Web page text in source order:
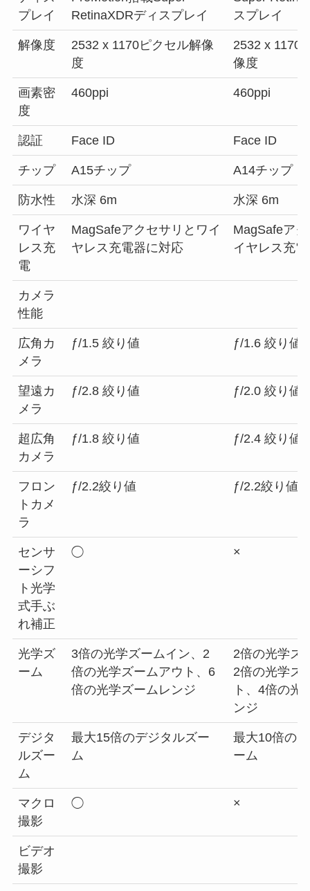
プレイ
RetinaXDRディスプレイ
スプレイ
解像度
2532 x 1170ピクセル解像
度
2532 x 1170
像度
画素密
度
460ppi 460ppi
認証 Face ID Face ID
チップ A15チップ A14チップ
防水性 水深 6m 水深 6m
ワイヤ
レス充
電
MagSafeアクセサリとワイ
ヤレス充電器に対応
MagSafeア
イヤレス充
カメラ
性能
広角カ
メラ
ƒ/1.5 絞り値 ƒ/1.6 絞り値
望遠カ
メラ
ƒ/2.8 絞り値 ƒ/2.0 絞り値
超広角
カメラ
ƒ/1.8 絞り値 ƒ/2.4 絞り値
フロン
トカメ
ラ
ƒ/2.2絞り値 ƒ/2.2絞り値
センサ
ーシフ
ト光学
式手ぶ
れ補正
◯ ×
光学ズ
ーム
3倍の光学ズームイン、2
倍の光学ズームアウト、6
倍の光学ズームレンジ
2倍の光学ズ
2倍の光学ズ
ト、4倍の光
ンジ
デジタ
ルズー
ム
最大15倍のデジタルズー
ム
最大10倍の
ーム
マクロ
撮影
◯ ×
ビデオ
撮影